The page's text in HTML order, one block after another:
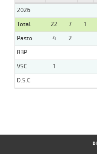
2026
Total
22 7 1
Pasto
4 2
RBP
VSC
1
D.S.C